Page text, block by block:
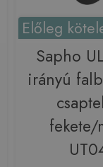
Előleg
Sapho
irányú
fekete/